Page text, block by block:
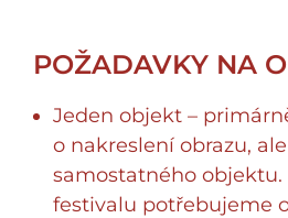
POŽADAVKY NA
Jeden objekt –
o nakreslení obrazu,
samostatného
festivalu potřebujeme